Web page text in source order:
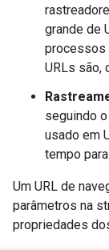
grande de
processos
URLs são,
seguindo
usado em
tempo
Um URL de
parâmetros na
propriedades